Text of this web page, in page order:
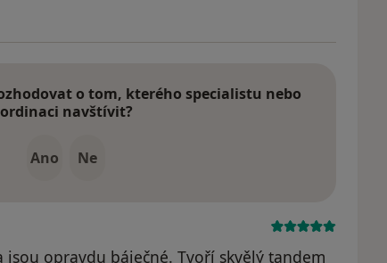
o tom, kterého specialistu nebo
ordinaci navštívit?
Ano Ne
opravdu báječné. Tvoří skvělý tandem